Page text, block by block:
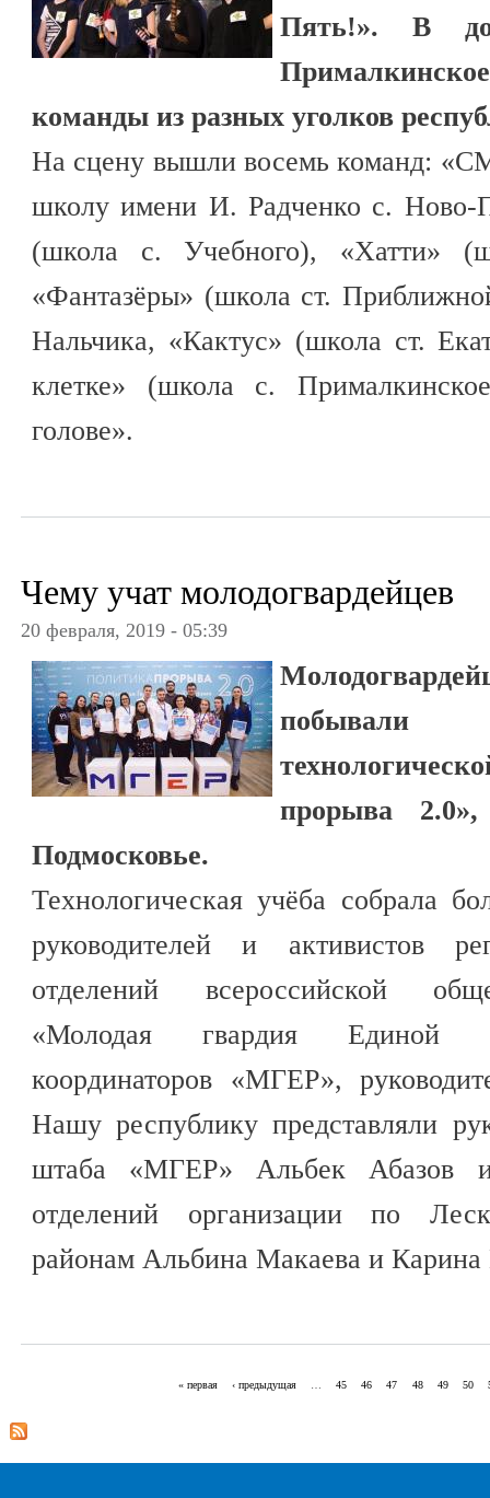
Пять!». В
команды из разных уголков
На сцену вышли восемь команд:
школу имени И. Радченко с. Ново-
(школа с. Учебного), «Хатти»
«Фантазёры» (школа ст.
Нальчика, «Кактус» (школа ст.
клетке» (школа с.
голове».
Чему учат молодогвардейцев
20 февраля, 2019 - 05:39
побывали
прорыва
Подмосковье.
Технологическая учёба собрала
руководителей и активистов
отделений всероссийской
«Молодая гвардия Единой
координаторов «МГЕР»,
Нашу республику представляли
штаба «МГЕР» Альбек Абазов и
отделений организации по
районам Альбина Макаева и
« первая ‹ предыдущая … 45 46 47 48 49 50